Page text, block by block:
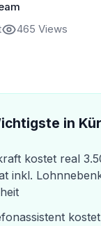
465 Views
in
kostet real
inkl.